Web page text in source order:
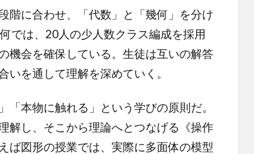
に合わせ、「代数」と「幾何」を分け
では、20人の少人数クラス編成を採用
機会を確保している。生徒は互いの解答
いを通して理解を深めていく。
本物に触れる」という学びの原則だ。
解し、そこから理論へとつなげる《操作
図形の授業では、実際に多面体の模型